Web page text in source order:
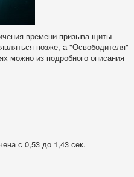
времени призыва щиты
позже, а "Освободителя"
можно из подробного описания
с 0,53 до 1,43 сек.